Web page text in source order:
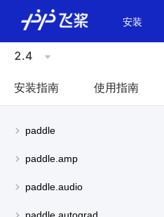
安装
2.4
安装指南 使用指南
paddle
paddle.amp
paddle.audio